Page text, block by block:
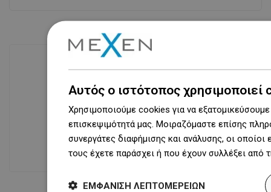
Διαθεσιμότητα προϊόντων
31 000 m² με πάνω από 68 χιλιάδες
θέσεις παλετών παρέχει πάνω από 1
500 000 διαθέσιμα προϊόντα!
Αυτός ο ιστότοπος χρησιμοποιεί
Χρησιμοποιούμε cookies για να
επισκεψιμότητά μας. Μοιραζόμαστε επίσης
συνεργάτες διαφήμισης και ανάλυσης, οι
τους έχετε παράσχει ή που έχουν συλλέξει
ΕΜΦΆΝΙΣΗ ΛΕΠΤΟΜΕΡΕΙΏΝ